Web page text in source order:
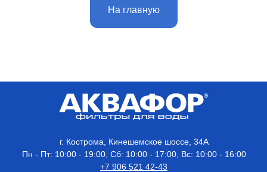
На главную
г. Кострома, Кинешемское шоссе, 34А
Пн - Пт: 10:00 - 19:00, Сб: 10:00 - 17:00, Вс: 10:00 - 16:00
+7 906 521 42-43